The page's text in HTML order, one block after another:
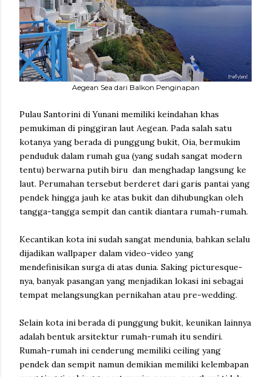
Aegean Sea dari Balkon Penginapan
Pulau Santorini di Yunani memiliki keindahan khas
pemukiman di pinggiran laut Aegean. Pada salah satu
kotanya yang berada di punggung bukit, Oia, bermukim
penduduk dalam rumah gua (yang sudah sangat modern
tentu) berwarna putih biru dan menghadap langsung ke
laut. Perumahan tersebut berderet dari garis pantai yang
pendek hingga jauh ke atas bukit dan dihubungkan oleh
tangga-tangga sempit dan cantik diantara rumah-rumah.
Kecantikan kota ini sudah sangat mendunia, bahkan selalu
dijadikan wallpaper dalam video-video yang
mendefinisikan surga di atas dunia. Saking picturesque-
nya, banyak pasangan yang menjadikan lokasi ini sebagai
tempat melangsungkan pernikahan atau pre-wedding.
Selain kota ini berada di punggung bukit, keunikan lainnya
adalah bentuk arsitektur rumah-rumah itu sendiri.
Rumah-rumah ini cenderung memiliki ceiling yang
pendek dan sempit namun demikian memiliki kelembapan